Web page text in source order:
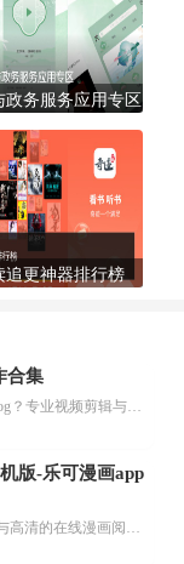
政务服务应用专区
追更神器排行榜
合集
想制作出专业级的短视频或Vlog？专业视频剪辑与特效制作大全专题为你提供了从剪辑、抠像到特效包装的全套解决方案。无论是添加炫酷的片头、进行精准的视频抠图，还是制...
版-乐可漫画app
乐可漫画APP，堪称主打免费与高清的在线漫画阅读神器。其官方版提供海量完整版漫画资源，无论是国内漫画，还是日漫、韩漫、台漫、美漫等国外漫画，应有尽有，随时供你阅读。只需轻点一下，便能直接进入阅读界面。不仅如此，乐可漫画最新版本更新速度极快，在这里，你总能抢先看到全网一手漫画章节内容！...